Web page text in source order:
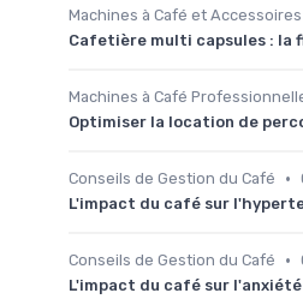
Machines à Café et Accessoires
Cafetière multi capsules : la
Machines à Café
Optimiser la location de
Conseils de Gestion du Café •
L'impact du café sur
Conseils de Gestion du Café •
L'impact du café sur